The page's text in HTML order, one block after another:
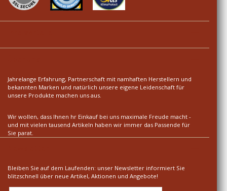
Jahrelange Erfahrung, Partnerschaft mit namhaften Herstellern und
bekannten Marken und natürlich unsere eigene Leidenschaft für
unsere Produkte machen uns aus.
Wir wollen, dass Ihnen hr Einkauf bei uns maximale Freude macht -
und mit vielen tausend Artikeln haben wir immer das Passende für
Sie parat.
Bleiben Sie auf dem Laufenden: unser Newsletter informiert Sie
blitzschnell über neue Artikel, Aktionen und Angebote!